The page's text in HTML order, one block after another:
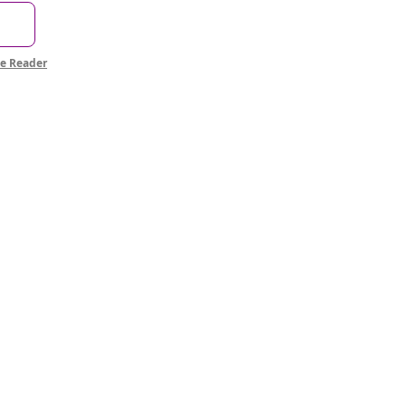
Reader